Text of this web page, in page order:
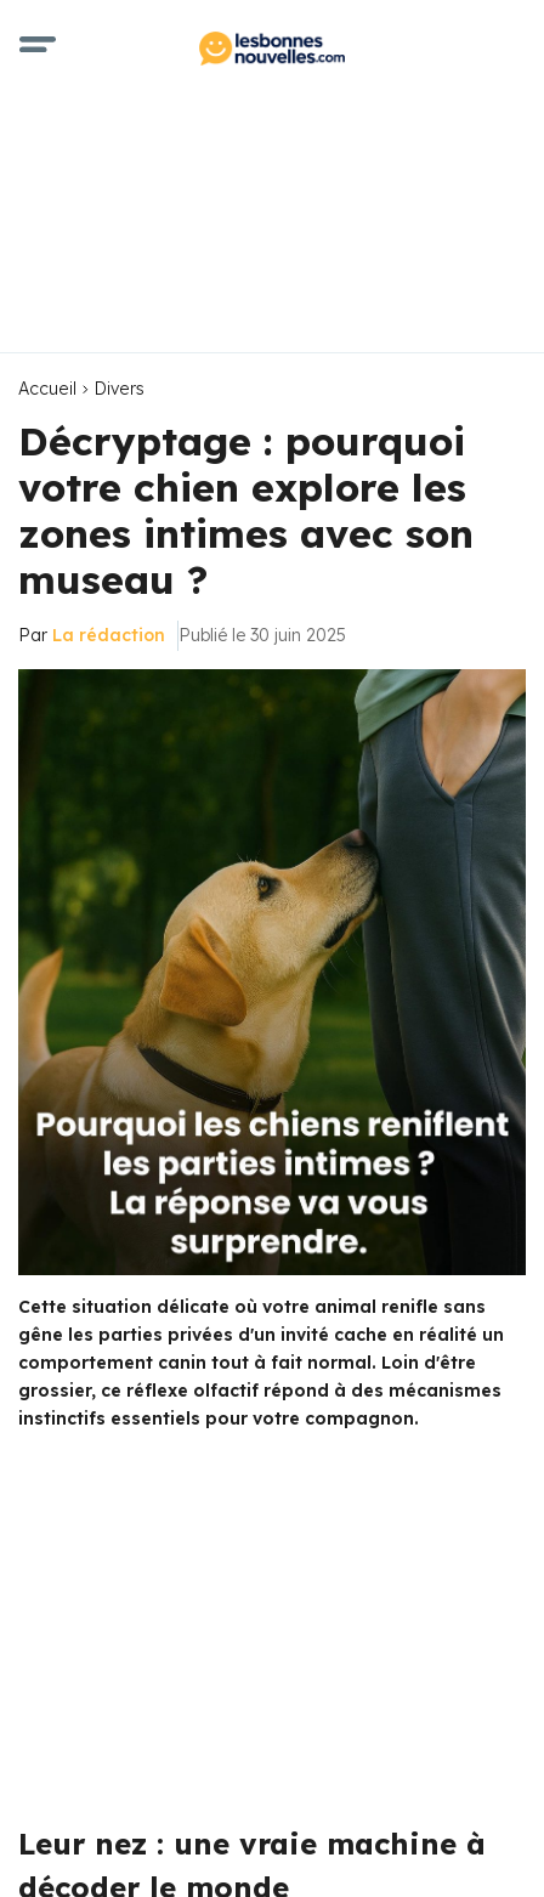
Accueil Divers
Décryptage : pourquoi
votre chien explore les
zones intimes avec son
museau ?
Par La rédaction Publié le 30 juin 2025
Cette situation délicate où votre animal renifle sans
gêne les parties privées d'un invité cache en réalité un
comportement canin tout à fait normal. Loin d'être
grossier, ce réflexe olfactif répond à des mécanismes
instinctifs essentiels pour votre compagnon.
Leur nez : une vraie machine à
décoder le monde